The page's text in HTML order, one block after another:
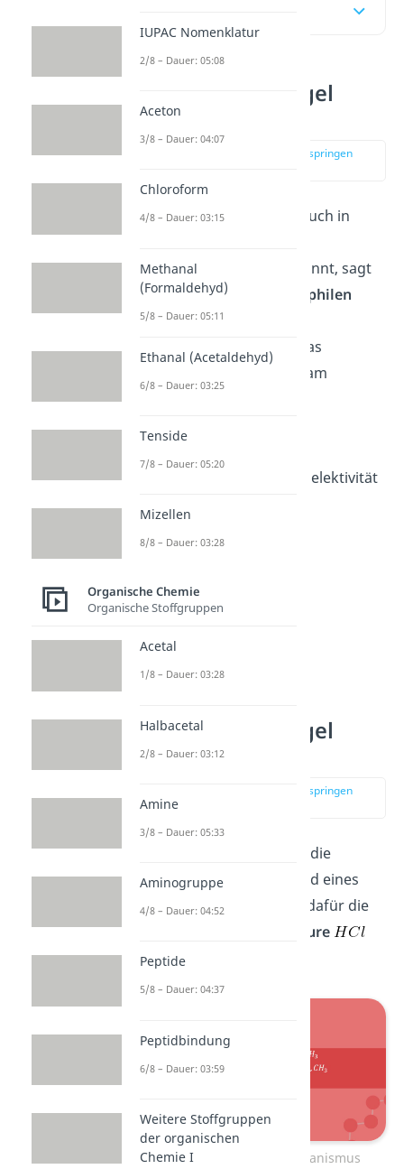
Markovnikov Regel
einfach erklärt
zur Stelle im Video springen
DieMarkovnikov Regel
, auch in
Markownikow Regel
bekannt, sagt
dir, dass bei einer
elektrophilen
Additionvon
Halogenwasserstoffen,
das
immer am
beschreibt also die Regioselektivität
Markovnikov Regel
Mechanismus
zur Stelle im Video springen
Am besten schaust du dir die
Markovnikov Regel anhand eines
Beispielsan. Nimm doch dafür die
Salzsäure
und2-Ethylbut-1-en
Markovnikov Regel Mechanismus
IUPAC Nomenklatur
2/8 – Dauer: 05:08
Aceton
3/8 – Dauer: 04:07
Chloroform
4/8 – Dauer: 03:15
Methanal
(Formaldehyd)
5/8 – Dauer: 05:11
Ethanal (Acetaldehyd)
6/8 – Dauer: 03:25
Tenside
7/8 – Dauer: 05:20
Mizellen
8/8 – Dauer: 03:28
Organische Chemie
Organische Stoffgruppen
Acetal
1/8 – Dauer: 03:28
Halbacetal
2/8 – Dauer: 03:12
Amine
3/8 – Dauer: 05:33
Aminogruppe
4/8 – Dauer: 04:52
Peptide
5/8 – Dauer: 04:37
Peptidbindung
6/8 – Dauer: 03:59
Weitere Stoffgruppen
der organischen
Chemie I